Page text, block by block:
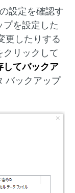
設定を確認す
プを設定した
更したりする
クリックして
してバックア
バックアップ